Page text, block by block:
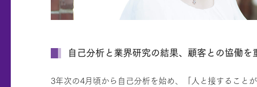
自己分析と業界研究の結果、顧客との協働
3年次の4月頃から自己分析を始め、「人と接すること